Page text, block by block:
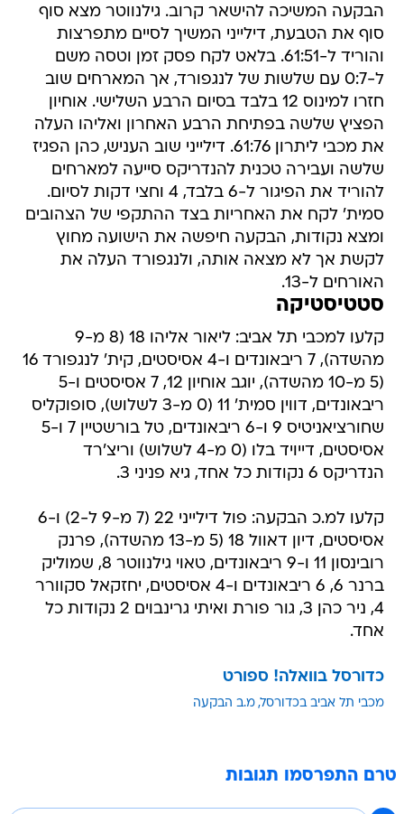
הבקעה המשיכה להישאר קרוב. גילנווטר מצא סוף
סוף את הטבעת, דילייני המשיך לסיים מתפרצות
והוריד ל-61:51. בלאט לקח פסק זמן וטסה משם
ל-0:7 עם שלשות של לנגפורד, אך המארחים שוב
חזרו למינוס 12 בלבד בסיום הרבע השלישי. אוחיון
הפציץ שלשה בפתיחת הרבע האחרון ואליהו העלה
את מכבי ליתרון 61:76. דילייני שוב העניש, כהן הפגיז
שלשה ועבירה טכנית להנדריקס סייעה למארחים
להוריד את הפיגור ל-6 בלבד, 4 וחצי דקות לסיום.
סמית' לקח את האחריות בצד ההתקפי של הצהובים
ומצא נקודות, הבקעה חיפשה את הישועה מחוץ
לקשת אך לא מצאה אותה, ולנגפורד העלה את
האורחים ל-13.
סטטיסטיקה
קלעו למכבי תל אביב: ליאור אליהו 18 (8 מ-9
מהשדה), 7 ריבאונדים ו-4 אסיסטים, קית' לנגפורד 16
(5 מ-10 מהשדה), יוגב אוחיון 12, 7 אסיסטים ו-5
ריבאונדים, דווין סמית' 11 (0 מ-3 לשלוש), סופוקליס
שחורציאניטיס 9 ו-6 ריבאונדים, טל בורשטיין 7 ו-5
אסיסטים, דייויד בלו (0 מ-4 לשלוש) וריצ'רד
הנדריקס 6 נקודות כל אחד, גיא פניני 3.
קלעו למ.כ הבקעה: פול דילייני 22 (7 מ-9 ל-2) ו-6
אסיסטים, דיון דאוול 18 (5 מ-13 מהשדה), פרנק
רובינסון 11 ו-9 ריבאונדים, טאוי גילנווטר 8, שמוליק
ברנר 6, 6 ריבאונדים ו-4 אסיסטים, יחזקאל סקוורר
4, ניר כהן 3, גור פורת ואיתי גרינבוים 2 נקודות כל
אחד.
כדורסל בוואלה! ספורט
מכבי תל אביב בכדורסל מ.ב הבקעה
טרם התפרסמו תגובות